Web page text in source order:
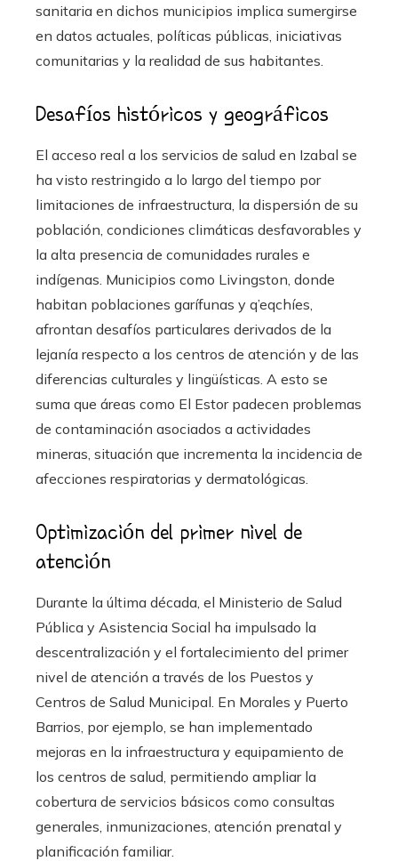
sanitaria en dichos municipios implica sumergirse
en datos actuales, políticas públicas, iniciativas
comunitarias y la realidad de sus habitantes.
Desafíos históricos y geográficos
El acceso real a los servicios de salud en Izabal se
ha visto restringido a lo largo del tiempo por
limitaciones de infraestructura, la dispersión de su
población, condiciones climáticas desfavorables y
la alta presencia de comunidades rurales e
indígenas. Municipios como Livingston, donde
habitan poblaciones garífunas y q’eqchíes,
afrontan desafíos particulares derivados de la
lejanía respecto a los centros de atención y de las
diferencias culturales y lingüísticas. A esto se
suma que áreas como El Estor padecen problemas
de contaminación asociados a actividades
mineras, situación que incrementa la incidencia de
afecciones respiratorias y dermatológicas.
Optimización del primer nivel de
atención
Durante la última década, el Ministerio de Salud
Pública y Asistencia Social ha impulsado la
descentralización y el fortalecimiento del primer
nivel de atención a través de los Puestos y
Centros de Salud Municipal. En Morales y Puerto
Barrios, por ejemplo, se han implementado
mejoras en la infraestructura y equipamiento de
los centros de salud, permitiendo ampliar la
cobertura de servicios básicos como consultas
generales, inmunizaciones, atención prenatal y
planificación familiar.